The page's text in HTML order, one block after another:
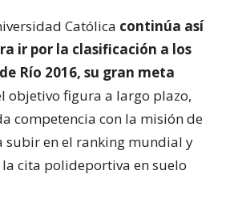
Católica continúa así
ir por la clasificación a los
Río 2016, su gran meta
objetivo figura a largo plazo,
competencia con la misión de
subir en el ranking mundial y
cita polideportiva en suelo